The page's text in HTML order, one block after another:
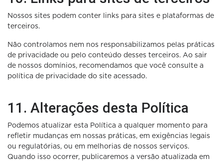
Nossos sites podem conter links para sites e plataformas de
terceiros.
Não controlamos nem nos responsabilizamos pelas práticas
de privacidade ou pelo conteúdo desses terceiros. Ao sair
de nossos domínios, recomendamos que você consulte a
política de privacidade do site acessado.
11. Alterações desta Política
Podemos atualizar esta Política a qualquer momento para
refletir mudanças em nossas práticas, em exigências legais
ou regulatórias, ou em melhorias de nossos serviços.
Quando isso ocorrer, publicaremos a versão atualizada em